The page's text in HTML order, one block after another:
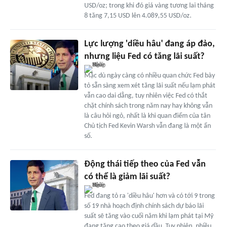
USD/oz; trong khi đó giá vàng tương lai tháng
8 tăng 7,15 USD lên 4.089,55 USD/oz.
Lực lượng 'diều hâu' đang áp đảo,
nhưng liệu Fed có tăng lãi suất?
Mặc dù ngày càng có nhiều quan chức Fed bày
tỏ sẵn sàng xem xét tăng lãi suất nếu lạm phát
vẫn cao dai dẳng, tuy nhiên việc Fed có thắt
chặt chính sách trong năm nay hay không vẫn
là câu hỏi ngỏ, nhất là khi quan điểm của tân
Chủ tịch Fed Kevin Warsh vẫn đang là một ẩn
số.
Động thái tiếp theo của Fed vẫn
có thể là giảm lãi suất?
Fed đang tỏ ra 'diều hâu' hơn và có tới 9 trong
số 19 nhà hoạch định chính sách dự báo lãi
suất sẽ tăng vào cuối năm khi lạm phát tại Mỹ